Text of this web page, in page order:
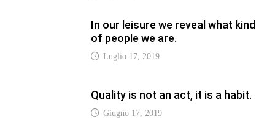
In our leisure we reveal what kind
of people we are.
Luglio 17, 2019
Quality is not an act, it is a habit.